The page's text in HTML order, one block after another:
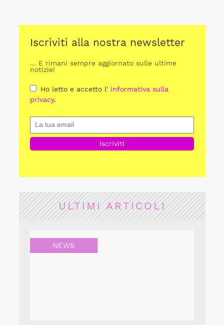
Iscriviti alla nostra newsletter
... E rimani sempre aggiornato sulle ultime
notizie!
Ho letto e accetto l' informativa sulla
privacy.
ULTIMI ARTICOLI
NEWS